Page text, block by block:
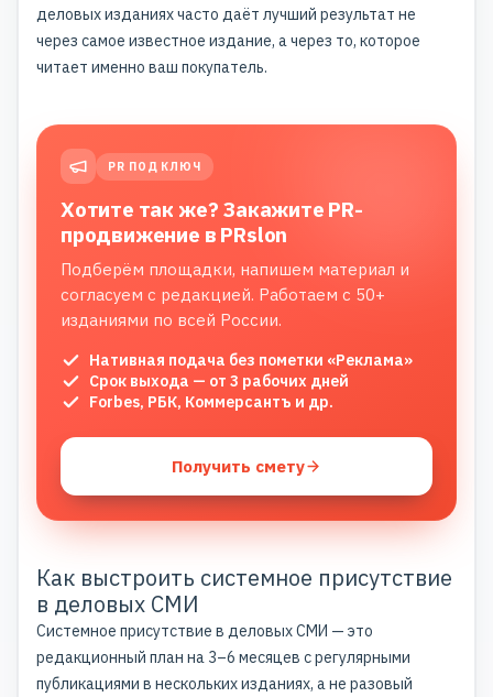
деловых изданияхчасто даёт лучший результат не
через самое известное издание, а через то, которое
читает именно ваш покупатель.
PR ПОД КЛЮЧ
Хотите так же? Закажите PR-
продвижение в PRslon
Подберём площадки, напишем материал и
согласуем с редакцией. Работаем с 50+
изданиями по всей России.
Нативная подача без пометки «Реклама»
Срок выхода — от 3 рабочих дней
Forbes, РБК, Коммерсантъ и др.
Получить смету
Как выстроить системное присутствие
в деловых СМИ
Системное присутствие в деловых СМИ — это
редакционный план на 3–6 месяцев с регулярными
публикациями в нескольких изданиях, а не разовый